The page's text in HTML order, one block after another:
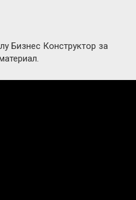
Бизнес Конструктор за